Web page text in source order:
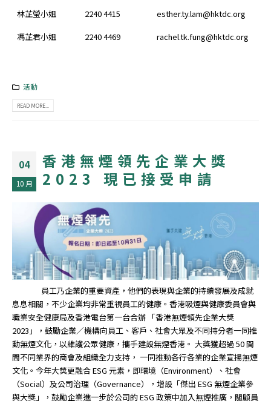
林芷瑩小姐
2240 4415
esther.ty.lam@hktdc.org
馮芷君小姐
2240 4469 rachel.tk.fung@hktdc.org
活動
READ MORE...
04
10 月
香港無煙領先企業大獎
2023 現已接受申請
員工乃企業的重要資產，他們的表現與企業的持續發展及成就
息息相關，不少企業均非常重視員工的健康。香港吸煙與健康委員會與
職業安全健康局及香港電台第一台合辦 「香港無煙領先企業大獎
2023」，鼓勵企業／機構向員工、客戶、社會大眾及不同持分者一同推
動無煙文化，以維護公眾健康，攜手建設無煙香港。 大獎獲超過 50 間
間不同業界的商會及組織全力支持， 一同推動各行各業的企業宣揚無煙
文化。今年大獎更融合 ESG 元素，即環境（Environment）、社會
（Social）及公司治理（Governance），增設「傑出 ESG 無煙企業參
與大獎」，鼓勵企業進一步於公司的 ESG 政策中加入無煙推廣，關顧員